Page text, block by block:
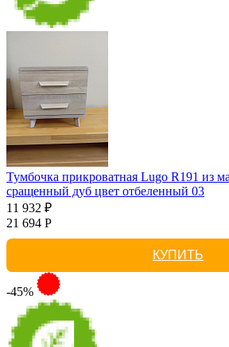
Тумбочка прикроватная Lugo R191 из
сращенный дуб цвет отбеленный 03
11 932 ₽
21 694 Р
КУПИТЬ
-45%